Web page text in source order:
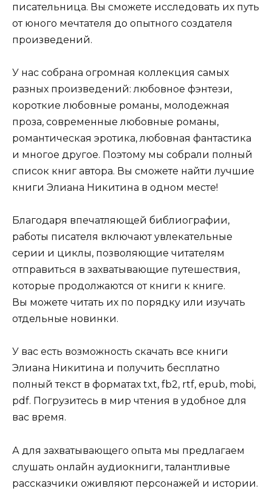
писательница. Вы сможете исследовать их путь
от юного мечтателя до опытного создателя
произведений.
У нас собрана огромная коллекция самых
разных произведений: любовное фэнтези,
короткие любовные романы, молодежная
проза, современные любовные романы,
романтическая эротика, любовная фантастика
и многое другое. Поэтому мы собрали полный
список книг автора. Вы сможете найти лучшие
книги Элиана Никитина в одном месте!
Благодаря впечатляющей библиографии,
работы писателя включают увлекательные
серии и циклы, позволяющие читателям
отправиться в захватывающие путешествия,
которые продолжаются от книги к книге.
Вы можете читать их по порядку или изучать
отдельные новинки.
У вас есть возможность скачать все книги
Элиана Никитина и получить бесплатно
полный текст в форматах txt, fb2, rtf, epub, mobi,
pdf. Погрузитесь в мир чтения в удобное для
вас время.
А для захватывающего опыта мы предлагаем
слушать онлайн аудиокниги, талантливые
рассказчики оживляют персонажей и истории.